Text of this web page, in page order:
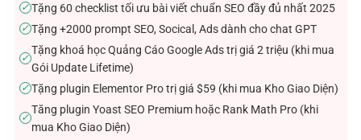
✓Tặng 60 checklist tối ưu bài viết chuẩn SEO đầy đủ nhất 2025
✓Tặng +2000 prompt SEO, Socical, Ads dành cho chat GPT
✓
Tặng khoá học Quảng Cáo Google Ads trị giá 2 triệu (khi mua
Gói Update Lifetime)
✓Tặng plugin Elementor Pro trị giá $59 (khi mua Kho Giao Diện)
✓
Tăng plugin Yoast SEO Premium hoặc Rank Math Pro (khi
mua Kho Giao Diện)